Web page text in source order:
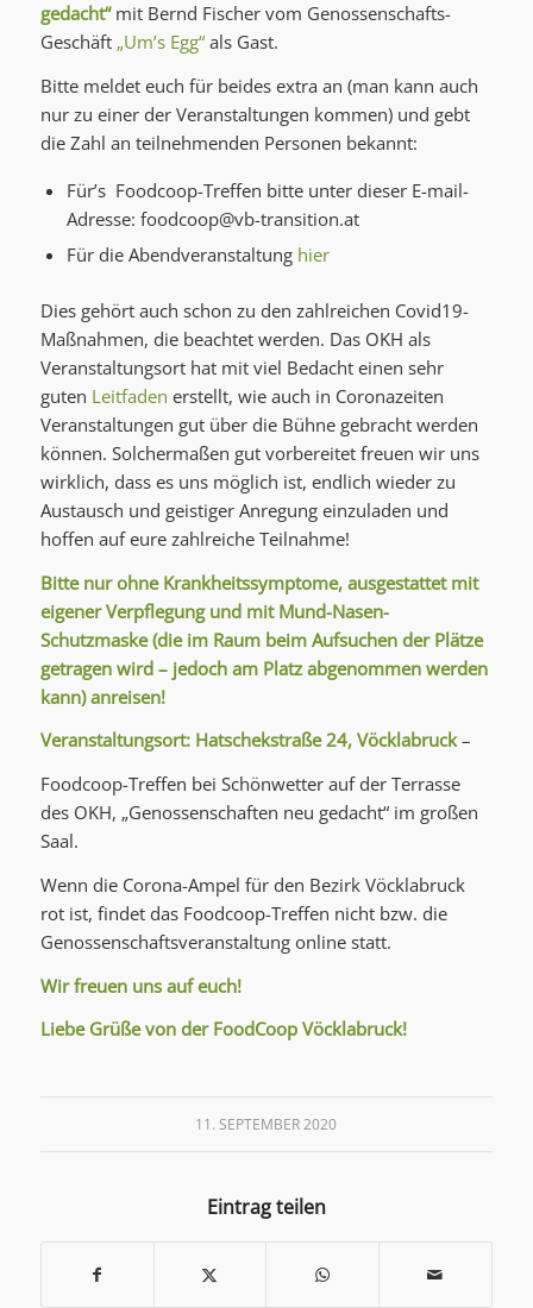
gedacht“mit Bernd Fischer vom Genossenschafts-
Geschäft „Um’s Egg“als Gast.
Bitte meldet euch für beides extra an (man kann auch
nur zu einer der Veranstaltungen kommen) und gebt
die Zahl an teilnehmenden Personen bekannt:
Für’s Foodcoop-Treffen bitte unter dieser E-mail-
Adresse: foodcoop@vb-transition.at
Für die Abendveranstaltung hier
Dies gehört auch schon zu den zahlreichen Covid19-
Maßnahmen, die beachtet werden. Das OKH als
Veranstaltungsort hat mit viel Bedacht einen sehr
guten Leitfaden erstellt, wie auch in Coronazeiten
Veranstaltungen gut über die Bühne gebracht werden
können. Solchermaßen gut vorbereitet freuen wir uns
wirklich, dass es uns möglich ist, endlich wieder zu
Austausch und geistiger Anregung einzuladen und
hoffen auf eure zahlreiche Teilnahme!
Bitte nur ohne Krankheitssymptome, ausgestattet mit
eigener Verpflegung und mit Mund-Nasen-
Schutzmaske (die im Raum beim Aufsuchen der Plätze
getragen wird – jedoch am Platz abgenommen werden
kann) anreisen!
Veranstaltungsort: Hatschekstraße 24, Vöcklabruck–
Foodcoop-Treffen bei Schönwetter auf der Terrasse
des OKH, „Genossenschaften neu gedacht“ im großen
Saal.
Wenn die Corona-Ampel für den Bezirk Vöcklabruck
rot ist, findet das Foodcoop-Treffen nicht bzw. die
Genossenschaftsveranstaltung online statt.
Wir freuen uns auf euch!
Liebe Grüße von der FoodCoop Vöcklabruck!
11. SEPTEMBER 2020
Eintrag teilen